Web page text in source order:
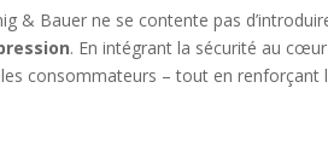
& Bauer ne se contente pas
. En intégrant la sécurité au
consommateurs – tout en renforçant